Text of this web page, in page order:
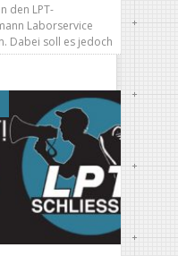
den LPT-
Laborservice
Dabei soll es jedoch